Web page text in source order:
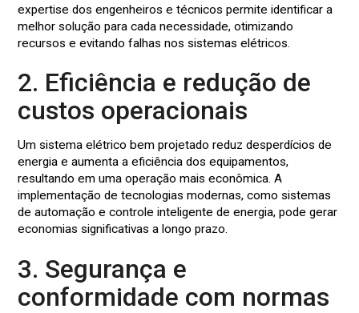
expertise dos engenheiros e técnicos permite identificar a
melhor solução para cada necessidade, otimizando
recursos e evitando falhas nos sistemas elétricos.
2. Eficiência e redução de
custos operacionais
Um sistema elétrico bem projetado reduz desperdícios de
energia e aumenta a eficiência dos equipamentos,
resultando em uma operação mais econômica. A
implementação de tecnologias modernas, como sistemas
de automação e controle inteligente de energia, pode gerar
economias significativas a longo prazo.
3. Segurança e
conformidade com normas